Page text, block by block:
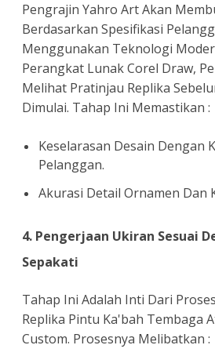
Pengrajin Yahro Art Akan
Berdasarkan Spesifikasi
Menggunakan Teknologi
Perangkat Lunak Corel Draw,
Melihat Pratinjau Replika
Dimulai. Tahap Ini Memastikan :
Keselarasan Desain Dengan
Pelanggan.
Akurasi Detail Ornamen Dan
4. Pengerjaan Ukiran Sesuai
Sepakati
Tahap Ini Adalah Inti Dari
Replika Pintu Ka'bah Tembaga
Custom. Prosesnya Melibatkan :